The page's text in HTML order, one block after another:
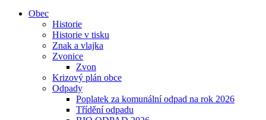
Obec
Historie
Historie v tisku
Znak a vlajka
Zvonice
Zvon
Krizový plán obce
Odpady
Poplatek za komunální odpad na rok 2026
Třídění odpadu